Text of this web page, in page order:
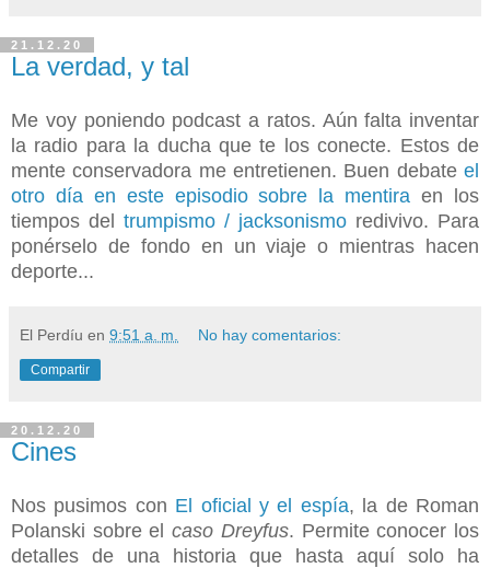
21.12.20
La verdad, y tal
Me voy poniendo podcast a ratos. Aún falta inventar
la radio para la ducha que te los conecte. Estos de
mente conservadora me entretienen. Buen debate el
otro día en este episodio sobre la mentira en los
tiempos del trumpismo / jacksonismo redivivo. Para
ponérselo de fondo en un viaje o mientras hacen
deporte...
El Perdíu en 9:51 a. m. No hay comentarios:
Compartir
20.12.20
Cines
Nos pusimos con El oficial y el espía, la de Roman
Polanski sobre elcaso Dreyfus. Permite conocer los
detalles de una historia que hasta aquí solo ha